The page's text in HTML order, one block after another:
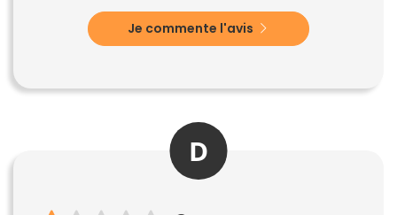
Je commente l'avis
D